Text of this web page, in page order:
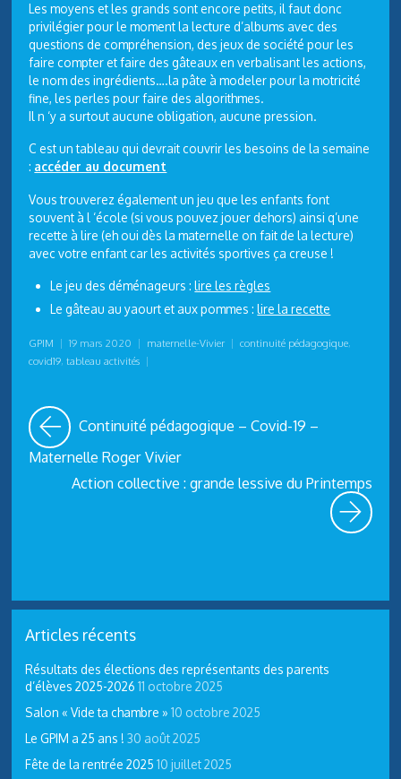
Les moyens et les grands sont encore petits, il faut donc
privilégier pour le moment la lecture d’albums avec des
questions de compréhension, des jeux de société pour les
faire compter et faire des gâteaux en verbalisant les actions,
le nom des ingrédients….la pâte à modeler pour la motricité
fine, les perles pour faire des algorithmes.
Il n ‘y a surtout aucune obligation, aucune pression.
C est un tableau qui devrait couvrir les besoins de la semaine
: accéder au document
Vous trouverez également unjeu que les enfants font
souvent à l ‘école (si vous pouvez jouer dehors) ainsi q’une
recette à lire (eh oui dès la maternelle on fait de la lecture)
avec votre enfant car les activités sportives ça creuse !
Le jeu des déménageurs :lire les règles
Le gâteau au yaourt et aux pommes :lire la recette
GPIM | 19 mars 2020 | maternelle-Vivier | continuité pédagogique,
covid19,tableau activités |
Continuité pédagogique – Covid-19 –
Maternelle Roger Vivier
Action collective : grande lessive du Printemps
Articles récents
Résultats des élections des représentants des parents
d’élèves 2025-2026 11 octobre 2025
Salon « Vide ta chambre » 10 octobre 2025
Le GPIM a 25 ans ! 30 août 2025
Fête de la rentrée 2025 10 juillet 2025